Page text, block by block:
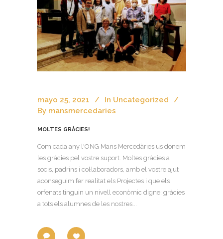
mayo 25, 2021 In Uncategorized
By mansmercedaries
MOLTES GRÀCIES!
Com cada any l'ONG Mans Mercedàries us donem
les gràcies pel vostre suport. Moltes gràcies a
socis, padrins i col·laboradors, amb el vostre ajut
aconseguim fer realitat els Projectes i que els
orfenats tinguin un nivell econòmic digne; gràcies
a tots els alumnes de les nostres...